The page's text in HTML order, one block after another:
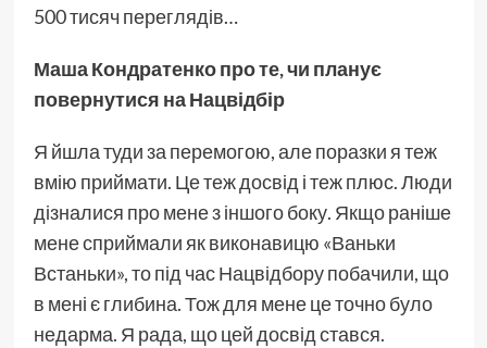
500 тисяч переглядів…
Маша Кондратенко про те, чи планує
повернутися на Нацвідбір
Я йшла туди за перемогою, але поразки я теж
вмію приймати. Це теж досвід і теж плюс. Люди
дізналися про мене з іншого боку. Якщо раніше
мене сприймали як виконавицю «Ваньки
Встаньки», то під час Нацвідбору побачили, що
в мені є глибина. Тож для мене це точно було
недарма. Я рада, що цей досвід стався.